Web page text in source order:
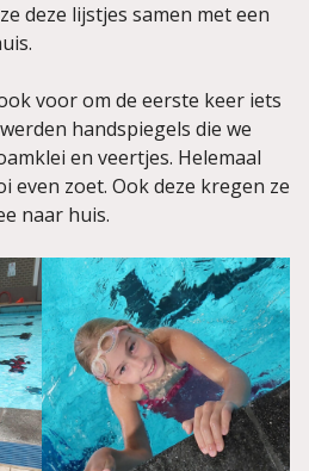
deze lijstjes samen met een
voor om de eerste keer iets
handspiegels die we
en veertjes. Helemaal
even zoet. Ook deze kregen ze
naar huis.